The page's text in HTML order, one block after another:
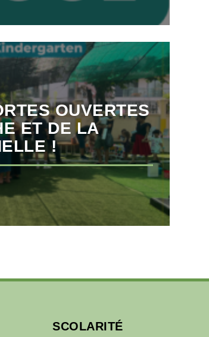
OUVERTES
ET DE LA
!
SCOLARITÉ